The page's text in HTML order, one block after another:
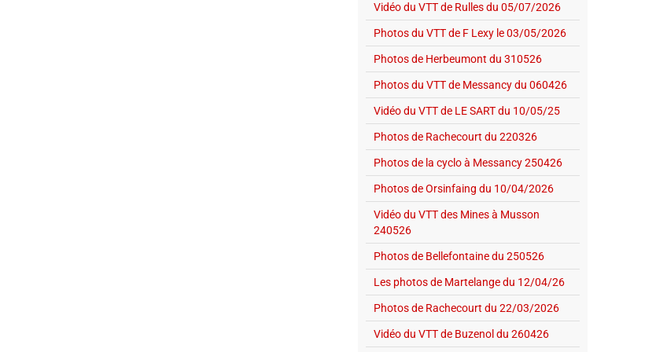
Vidéo du VTT de Rulles du 05/07/2026
Photos du VTT de F Lexy le 03/05/2026
Photos de Herbeumont du 310526
Photos du VTT de Messancy du 060426
Vidéo du VTT de LE SART du 10/05/25
Photos de Rachecourt du 220326
Photos de la cyclo à Messancy 250426
Photos de Orsinfaing du 10/04/2026
Vidéo du VTT des Mines à Musson
240526
Photos de Bellefontaine du 250526
Les photos de Martelange du 12/04/26
Photos de Rachecourt du 22/03/2026
Vidéo du VTT de Buzenol du 260426